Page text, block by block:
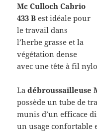
Mc Culloch Cabrio
433 B est idéale pour
le travail dans
l’herbe grasse et la
végétation dense
avec une tête à fil
Ladébroussailleuse
possède un tube de
munis d’un efficace
un usage confortable